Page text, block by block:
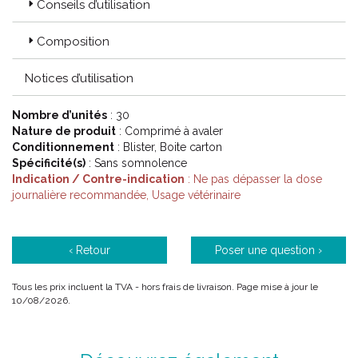
écosystème d’ innovation Virbac délivre une gamme pratique
de produits et services pour diagnostiquer, prévenir et traiter la
majorité des pathologies tout en améliorant la qualité de vie des
groupe a développé depuis plus de 50 ans une relation
dans chaque pays. A travers ces partenariats privilégiés, à la
croisée d’ enjeux sociétaux, sanitaires et environnementaux,
Virbac contribue jour après jour à l’ évolution de la santé
animale.
Conseils d’utilisation
Composition
Notices d’utilisation
Nombre d’unités : 30
Nature de produit : Comprimé à avaler
Conditionnement : Blister, Boite carton
Spécificité(s) : Sans somnolence
Indication / Contre-indication : Ne pas dépasser la dose
journalière recommandée, Usage vétérinaire
‹ Retour Poser une question ›
Tous les prix incluent la TVA - hors frais de livraison. Page mise à jour le
10/08/2026.